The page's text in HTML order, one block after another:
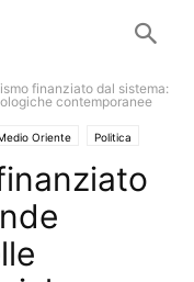
finanziato dal sistema:
contemporanee
Oriente Politica